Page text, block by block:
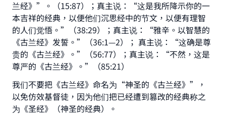
兰经》”。（15:87）；真主说：“这是我所降示你的一
本吉祥的经典，以便他们沉思经中的节文，以便有理智
的人们觉悟。”（38:29）；真主说：“雅辛。以智慧的
《古兰经》发誓。”（36:1—2）； 真主说：“这确是尊
贵的《古兰经》。”（56:77）；真主说：“不然，这是
尊严的《古兰经》。”（85:21）
我们不要把《古兰经》命名为“神圣的《古兰经》”，
以免仿效基督徒，因为他们把已经遭到篡改的经典称之
为《圣经》（神圣的经典）。
The Prophet (ﷺ) said:
"A person who leads others to doing what is
good will earn the same reward as those who
do it."
(MUSLIM, 1893)
Support IslamQA